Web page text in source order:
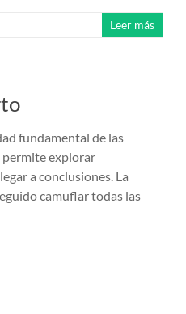
Leer más
fundamental de las
permite explorar
a conclusiones. La
camuflar todas las